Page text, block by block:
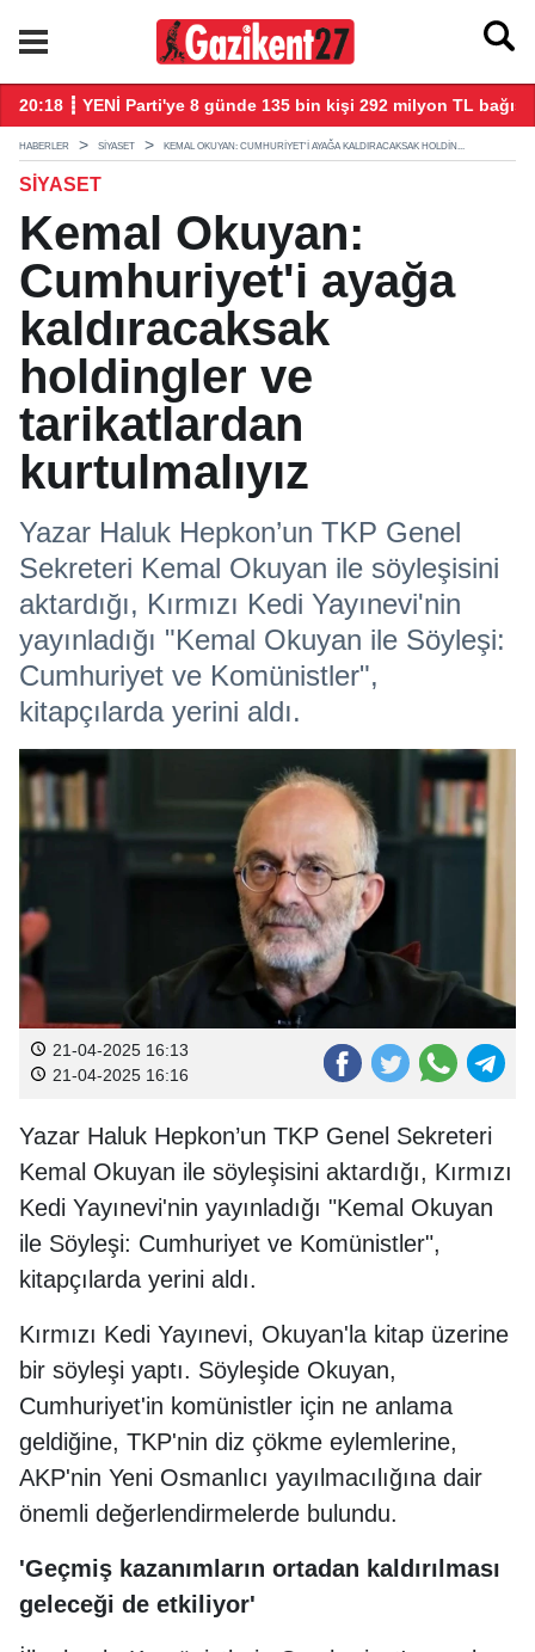
20:18 ┋ YENİ Parti'ye 8 günde 135 bin kişi 292 milyon TL bağış
HABERLER SIYASET KEMAL OKUYAN: CUMHURIYET'I AYAĞA KALDIRACAKSAK HOLDIN...
SIYASET
Kemal Okuyan:
Cumhuriyet'i ayağa
kaldıracaksak
holdingler ve
tarikatlardan
kurtulmalıyız
Yazar Haluk Hepkon’un TKP Genel
Sekreteri Kemal Okuyan ile söyleşisini
aktardığı, Kırmızı Kedi Yayınevi'nin
yayınladığı "Kemal Okuyan ile Söyleşi:
Cumhuriyet ve Komünistler",
kitapçılarda yerini aldı.
21-04-2025 16:13
21-04-2025 16:16
Yazar Haluk Hepkon’un TKP Genel Sekreteri
Kemal Okuyan ile söyleşisini aktardığı, Kırmızı
Kedi Yayınevi'nin yayınladığı "Kemal Okuyan
ile Söyleşi: Cumhuriyet ve Komünistler",
kitapçılarda yerini aldı.
Kırmızı Kedi Yayınevi, Okuyan'la kitap üzerine
bir söyleşi yaptı. Söyleşide Okuyan,
Cumhuriyet'in komünistler için ne anlama
geldiğine, TKP'nin diz çökme eylemlerine,
AKP'nin Yeni Osmanlıcı yayılmacılığına dair
önemli değerlendirmelerde bulundu.
'Geçmiş kazanımların ortadan kaldırılması
geleceği de etkiliyor'